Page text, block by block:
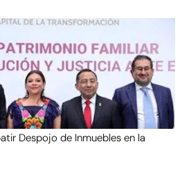
Despojo de Inmuebles en la